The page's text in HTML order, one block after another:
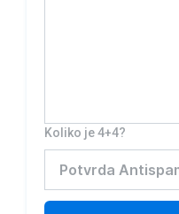
Koliko je 4+4?